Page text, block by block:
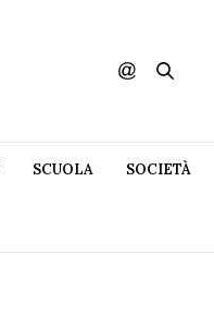
SCUOLA SOCIETÀ